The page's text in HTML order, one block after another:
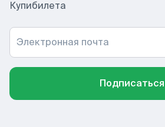
Купибилета
Электронная почта
Подписаться